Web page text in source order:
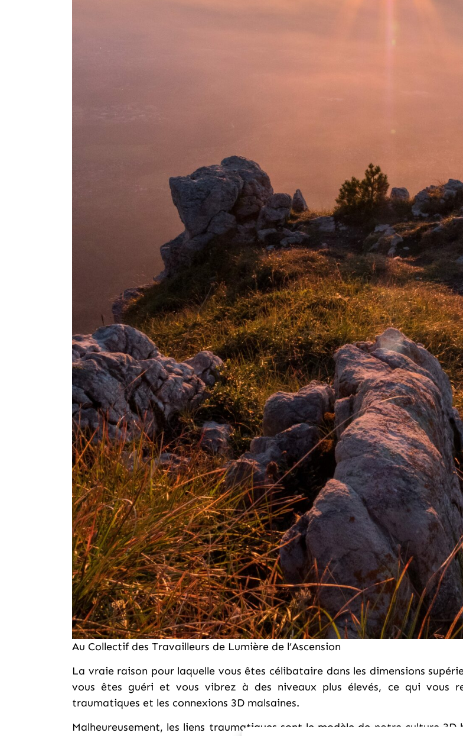
Au Collectif des Travailleurs de Lumière de l’Ascension
La vraie raison pour laquelle vous êtes célibataire dans les dimensions
vous êtes guéri et vous vibrez à des niveaux plus élevés, ce qui vous
traumatiques et les connexions 3D malsaines.
Malheureusement, les liens traumatiques sont le modèle de notre culture